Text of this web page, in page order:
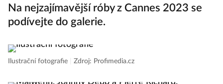
Na nejzajímavější róby z Cannes 2023 se
podívejte do galerie.
Ilustrační fotografie Zdroj: Profimedia.cz